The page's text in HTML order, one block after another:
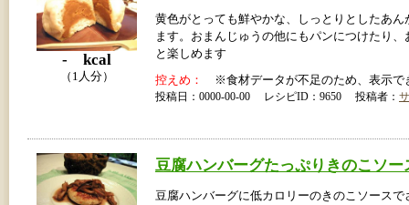
- kcal
（1人分）
黄色がとっても鮮やかな、しっとりとしたあん
ます。おまんじゅうの他にもパンにつけたり、
と楽しめます
控えめ： ※食材データが不足のため、表示で
投稿日：0000-00-00 レシピID：9650 投稿者：
豆腐ハンバーグたっぷりきのこソー
豆腐ハンバーグに低カロリーのきのこソースで